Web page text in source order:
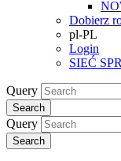
Dobierz
pl-PL
Login
SIEĆ
Query
Search
Query
Search